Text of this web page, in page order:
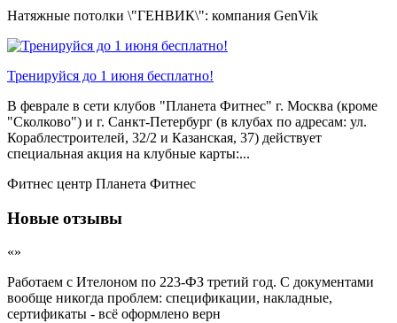
Натяжные потолки \"ГЕНВИК\": компания GenVik
Тренируйся до 1 июня бесплатно!
В феврале в сети клубов "Планета Фитнес" г. Москва (кроме
"Сколково") и г. Санкт-Петербург (в клубах по адресам: ул.
Кораблестроителей, 32/2 и Казанская, 37) действует
специальная акция на клубные карты:...
Фитнес центр Планета Фитнес
Новые отзывы
«»
Работаем с Ителоном по 223-ФЗ третий год. С документами
вообще никогда проблем: спецификации, накладные,
сертификаты - всё оформлено верн